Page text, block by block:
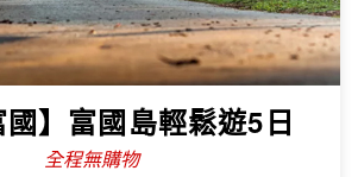
國】富國島輕鬆遊5日
全程無購物